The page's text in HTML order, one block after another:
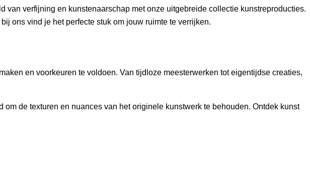
verfijning en kunstenaarschap met onze uitgebreide collectie kunstreproducties.
ons vind je het perfecte stuk om jouw ruimte te verrijken.
en voorkeuren te voldoen. Van tijdloze meesterwerken tot eigentijdse creaties,
de texturen en nuances van het originele kunstwerk te behouden. Ontdek kunst